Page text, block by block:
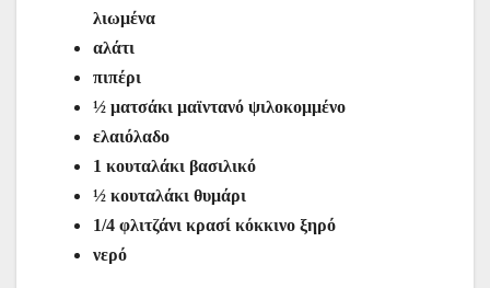
λιωμένα
αλάτι
πιπέρι
½ ματσάκι μαϊντανό ψιλοκομμένο
ελαιόλαδο
1 κουταλάκι βασιλικό
½ κουταλάκι θυμάρι
1/4 φλιτζάνι κρασί κόκκινο ξηρό
νερό